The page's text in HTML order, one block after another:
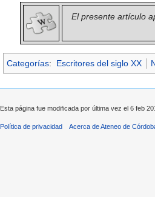
El presente artículo
Categorías: Escritores del siglo XX
Esta página fue modificada por última vez el 6 feb
Política de privacidad Acerca de Ateneo de